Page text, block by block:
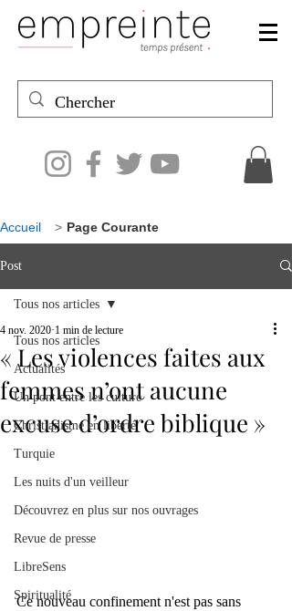
Accueil > Page Courante
Post
Tous nos articles
Actualités
Un pont entre les culture
Christianisme en liberté
Turquie
Les nuits d'un veilleur
Découvrez en plus sur nos ouvrages
Revue de presse
LibreSens
Spiritualité
Tous nos articles
« Les violences faites aux
femmes n’ont aucune
excuse d’ordre biblique »
4 nov. 2020 1 min de lecture
Ce nouveau confinement n'est pas sans